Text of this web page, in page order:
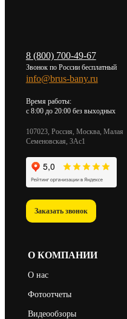
8 (800) 700-49-67
Звонок по России бесплатный
info@brus-bany.ru
Время работы:
c 8:00 до 20:00 без выходных
107023, Россия, Москва, Малая
Семеновская, 3Ас1
Заказать звонок
О КОМПАНИИ
О нас
Фотоотчеты
Видеообзоры